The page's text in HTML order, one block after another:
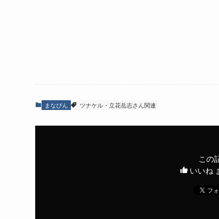
まなびん ツナケル・立花岳志さん関連
この
いいね